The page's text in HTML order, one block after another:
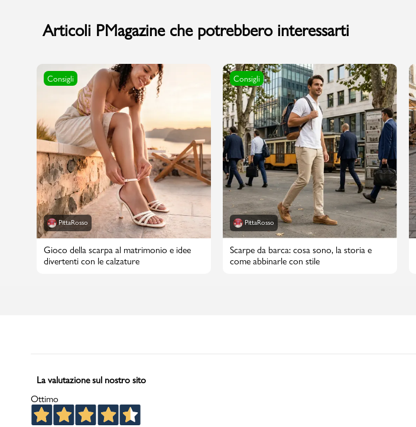
Articoli PMagazine che potrebbero interessarti
Consigli
PittaRosso
Gioco della scarpa al matrimonio e idee
divertenti con le calzature
Consigli
PittaRosso
Scarpe da barca: cosa sono, la storia e
come abbinarle con stile
La valutazione sul nostro sito
Ottimo